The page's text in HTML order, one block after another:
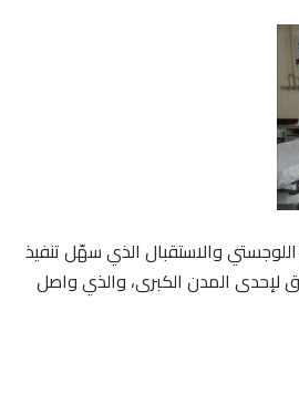
والاستقبال الذي سهّل تنفيذ
لإحدى المدن الكبرى، والذي واصل